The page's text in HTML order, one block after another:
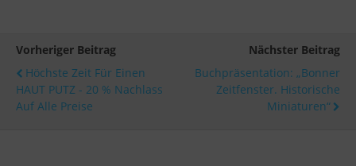
Vorheriger Beitrag
Höchste Zeit Für Einen
HAUT PUTZ - 20 % Nachlass
Auf Alle Preise
Nächster Beitrag
Buchpräsentation: „Bonner
Zeitfenster. Historische
Miniaturen“